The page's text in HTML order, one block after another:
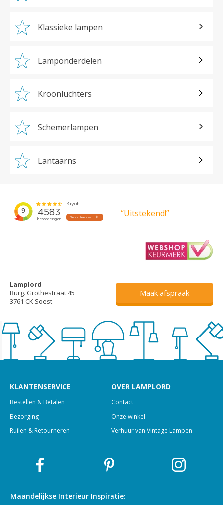
Klassieke lampen
Lamponderdelen
Kroonluchters
Schemerlampen
Lantaarns
“Uitstekend!”
Lamplord
Burg. Grothestraat 45
3761 CK Soest
Maak afspraak
KLANTENSERVICE
Bestellen & Betalen
Bezorging
Ruilen & Retourneren
OVER LAMPLORD
Contact
Onze winkel
Verhuur van Vintage Lampen
Maandelijkse Interieur Inspiratie: